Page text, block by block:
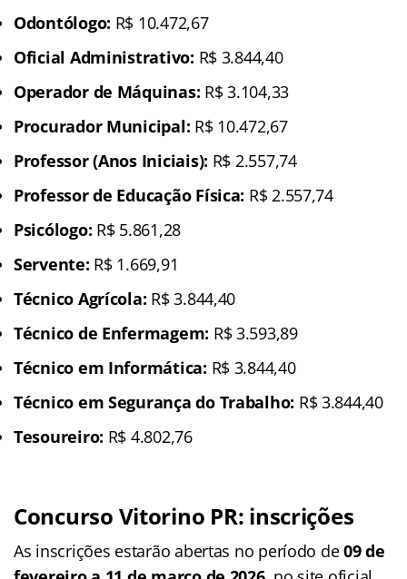
Odontólogo: R$ 10.472,67
Oficial Administrativo: R$ 3.844,40
Operador de Máquinas: R$ 3.104,33
Procurador Municipal: R$ 10.472,67
Professor (Anos Iniciais): R$ 2.557,74
Professor de Educação Física: R$ 2.557,74
Psicólogo: R$ 5.861,28
Servente: R$ 1.669,91
Técnico Agrícola: R$ 3.844,40
Técnico de Enfermagem: R$ 3.593,89
Técnico em Informática: R$ 3.844,40
Técnico em Segurança do Trabalho: R$ 3.844,40
Tesoureiro: R$ 4.802,76
Concurso Vitorino PR: inscrições
As inscrições estarão abertas no período de09 de